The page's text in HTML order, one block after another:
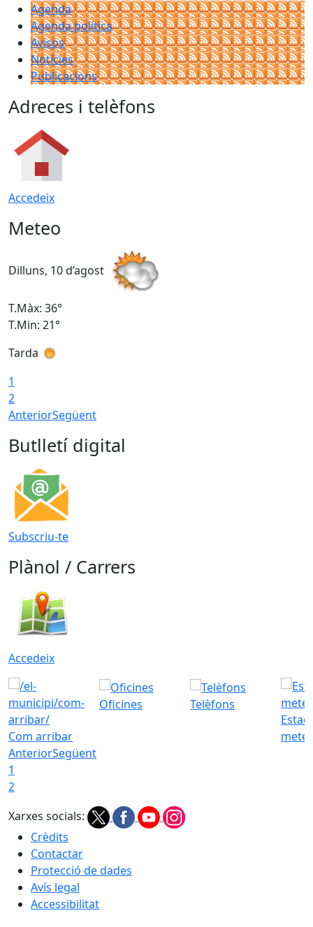
Agenda
Agenda política
Avisos
Notícies
Publicacions
Adreces i telèfons
Accedeix
Meteo
Dilluns, 10 d’agost
T.Màx: 36°
T.Min: 21°
Tarda
1
2
AnteriorSegüent
Butlletí digital
Subscriu-te
Plànol / Carrers
Accedeix
Com arribar
Oficines
Telèfons
AnteriorSegüent
1
2
Xarxes socials:
Crèdits
Contactar
Protecció de dades
Avís legal
Accessibilitat